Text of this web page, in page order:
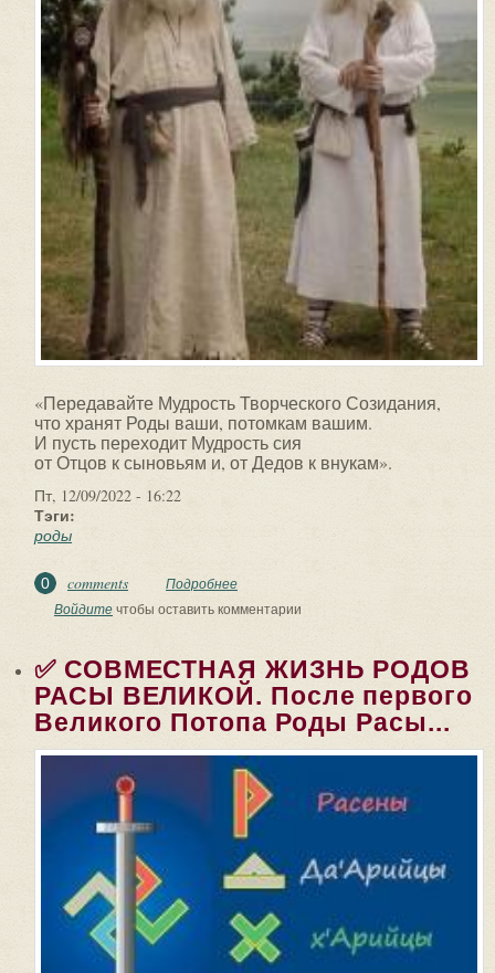
«Передавайте Мудрость Творческого Созидания,
что хранят Роды ваши, потомкам вашим.
И пусть переходит Мудрость сия
от Отцов к сыновьям и, от Дедов к внукам».
Пт, 12/09/2022 - 16:22
Тэги:
роды
0 comments Подробнее
Созидания, что хранят Роды ваши,
Войдитечтобы оставить комментарии
✅ СОВМЕСТНАЯ ЖИЗНЬ РОДОВ
РАСЫ ВЕЛИКОЙ. После первого
Великого Потопа Роды Расы...